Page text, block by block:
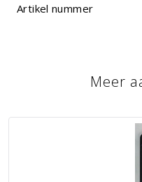
Artikel nummer
Meer